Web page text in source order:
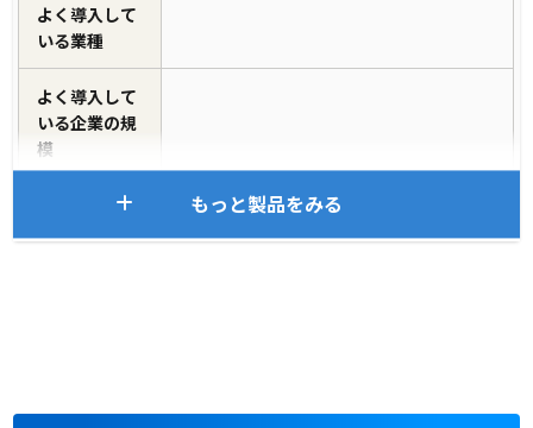
よく導入して
いる業種
よく導入して
いる企業の規
模
もっと製品をみる